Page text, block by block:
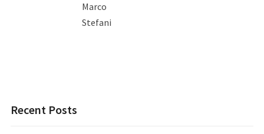
Marco
Stefani
Recent Posts